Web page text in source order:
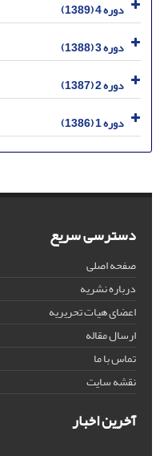
دوره 4 (1389)
دوره 3 (1388)
دوره 2 (1387)
دوره 1 (1386)
دسترسی سریع
صفحه اصلی
درباره نشریه
اعضای هیات تحریریه
ارسال مقاله
تماس با ما
نقشه سایت
آخرین اخبار